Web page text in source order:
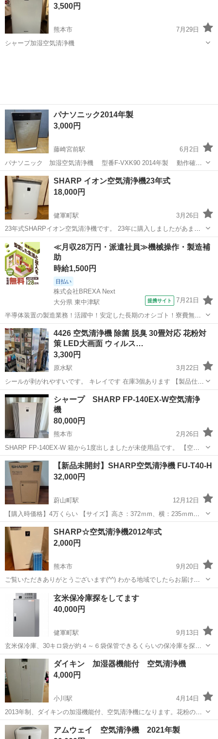
3,500円
熊本市
7月29日
シャープ加湿空気清浄機
パナソニック2014年製
3,000円
藤崎宮前駅
6月2日
パナソニック 加湿空気清浄機 型番F-VXK90 2014年製 動作確認
済み ※中古品につき汚れや傷が多少ございます、ご了承ください!
熊本 熊本市 藤崎宮前駅 季節、空調家電 パナソニック
SHARP イオン空気清浄機23年式
18,000円
健軍町駅
3月26日
23年式SHARPイオン空気清浄機です。 23年に購入しましたがあまり
使う機会がなく出品致します。 中のフィルターなど気になる方は購入
され交換をされて使われてください。外側に多少傷はありますがまだ
まだ活躍します。花粉なども取...
熊本 上益城郡 健軍町駅 季節、空調家電 イオン
≪月収28万円・派遣社員≫機械操作・製造補
助
時給1,500円
日払い
株式会社BREXA Next
大分県 東中津駅
提携サイト 7月21日
半導体装置の製造業務！活躍中！安定した長期のオシゴト！寮費無料
★赴任旅費会社負担◎20代～40代の男性活躍中★未経験活躍中！高時
給1,500円！《大分県中津市》 人気の工場のお仕事 ◇半導体装置内部
のシート製造◇ ＊クリー...
大分 中津市 東中津駅 その他
4426 空気清浄機 除菌 脱臭 30畳対応 花粉対
策 LED大画面 ウィルス…
3,300円
原水駅
3月22日
シールが剥がれやすいです。 キレイです 在庫3個あります 【製品仕
様】 ◆定格電圧：100V ◆消費電力:30W ◆周波数:50Hz/60Hz ◆原理:
マイナスイオン ◆適応面積:30畳 ◆風量：430m3/h...
熊本 菊池郡 原水駅
シャープ SHARP FP-140EX-W空気清浄
機
80,000円
熊本市
2月26日
SHARP FP-140EX-W 箱から1度出しましたが未使用品です。 【空気
清浄：65畳】 シャープ 空気清浄機 FP-140EX-W プラズマクラスター
25000 【自動掃除機能付き】 高濃度プラズマクラスター250...
熊本 熊本市 季節、空調家電
【新品未開封】SHARP空気清浄機 FU-T40-H
32,000円
蔚山町駅
12月12日
【購入時価格】4万くらい 【サイズ】高さ：372ｍm、横：235ｍm、
奥行き：235ｍm 【傷などの状態】新品未開封です 【希望取引場
所】熊本市中央区新町 【希望取引日時】相談 上記の条件に合わせてく
ださる方を優先させて...
熊本 熊本市 蔚山町駅 季節、空調家電 SHARP
SHARP☆空気清浄機2012年式
2,000円
熊本市
9月20日
ご覧いただきありがとうございます(^^) わかる地域でしたらお届けい
たします。 加湿器フィルターは新品です。 NC、NRでお願いいたしま
す。
熊本 熊本市 季節、空調家電 SHARP
玄米保冷庫探をしてます
40,000円
健軍町駅
9月13日
玄米保冷庫、30キロ袋が約４～６袋保管できるくらいの保冷庫を探し
ています、４万円以下で譲って頂けませんか。 メーカーは問いません
が、正常に作動するものに限ります。 宜しくお願い致します。 ※軽ト
ラありますので引き取りに伺いま...
熊本 熊本市 健軍町駅 季節、空調家電 玄米
ダイキン 加湿器機能付 空気清浄機
4,000円
小川駅
4月14日
2013年制、ダイキンの加湿機能付、空気清浄機になります。花粉の時
期や乾燥時期に重宝しました。 1年前に集塵フィルターと脱臭フィル
ターを交換していますので、まだまだ使用可能と思います。 引っ越し
熊本 上益城郡 小川駅 季節、空調家電 ダイキン
アムウェイ 空気清浄機 2021年製